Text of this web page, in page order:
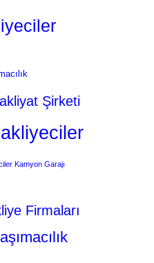
Şirketi
Kamyon Garajı
Firmaları